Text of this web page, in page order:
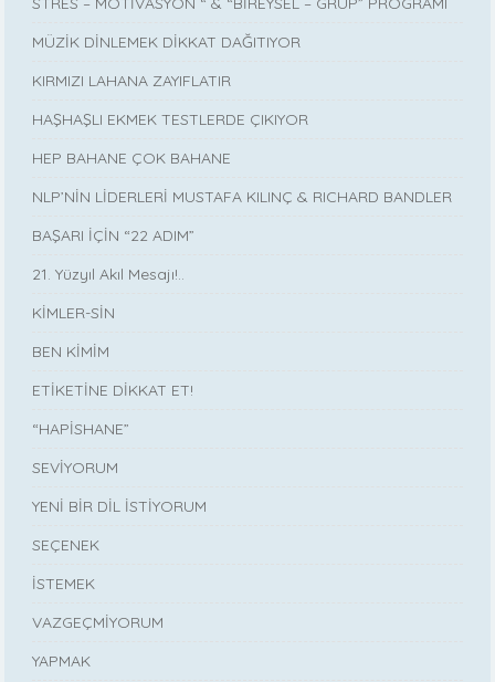
MÜZİK DİNLEMEK DİKKAT DAĞITIYOR
KIRMIZI LAHANA ZAYIFLATIR
HAŞHAŞLI EKMEK TESTLERDE ÇIKIYOR
HEP BAHANE ÇOK BAHANE
NLP’NİN LİDERLERİ MUSTAFA KILINÇ & RICHARD BANDLER
BAŞARI İÇİN “22 ADIM”
21. Yüzyıl Akıl Mesajı!..
KİMLER-SİN
BEN KİMİM
ETİKETİNE DİKKAT ET!
“HAPİSHANE”
SEVİYORUM
YENİ BİR DİL İSTİYORUM
SEÇENEK
İSTEMEK
VAZGEÇMİYORUM
YAPMAK